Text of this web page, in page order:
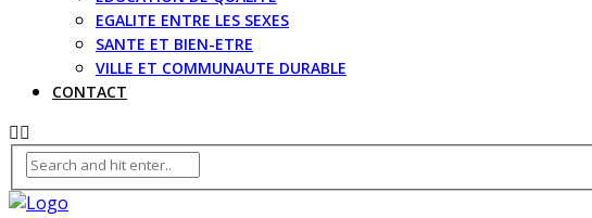
EGALITE ENTRE LES SEXES
SANTE ET BIEN-ETRE
VILLE ET COMMUNAUTE DURABLE
CONTACT